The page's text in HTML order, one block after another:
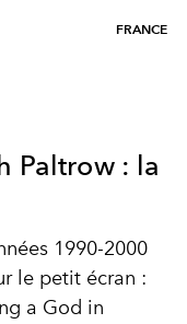
FRANCE
Paltrow : la
1990-2000
le petit écran :
a God in